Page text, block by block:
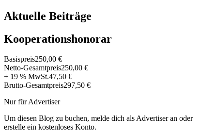
Aktuelle Beiträge
Kooperationshonorar
Basispreis250,00 €
Netto-Gesamtpreis250,00 €
+ 19 % MwSt.47,50 €
Brutto-Gesamtpreis297,50 €
Nur für Advertiser
Um diesen Blog zu buchen, melde dich als Advertiser an oder
erstelle ein kostenloses Konto.